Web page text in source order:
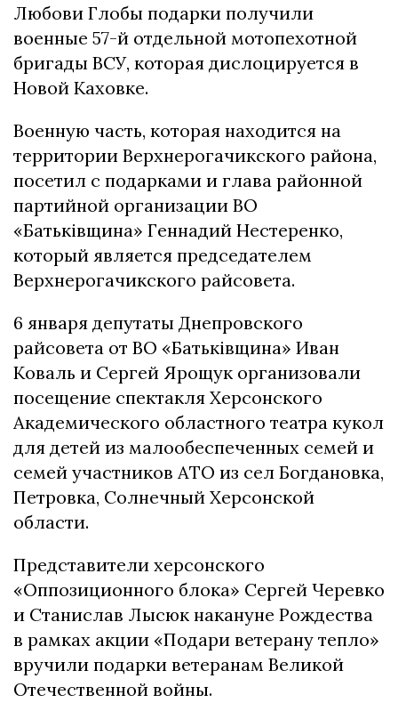
Любови Глобы подарки получили
военные 57-й отдельной мотопехотной
бригады ВСУ, которая дислоцируется в
Новой Каховке.
Военную часть, которая находится на
территории Верхнерогачикского района,
посетил с подарками и глава районной
партийной организации ВО
«Батьківщина» Геннадий Нестеренко,
который является председателем
Верхнерогачикского райсовета.
6 января депутаты Днепровского
райсовета от ВО «Батьківщина» Иван
Коваль и Сергей Ярощук организовали
посещение спектакля Херсонского
Академического областного театра кукол
для детей из малообеспеченных семей и
семей участников АТО из сел Богдановка,
Петровка, Солнечный Херсонской
области.
Представители херсонского
«Оппозиционного блока» Сергей Черевко
и Станислав Лысюк накануне Рождества
в рамках акции «Подари ветерану тепло»
вручили подарки ветеранам Великой
Отечественной войны.